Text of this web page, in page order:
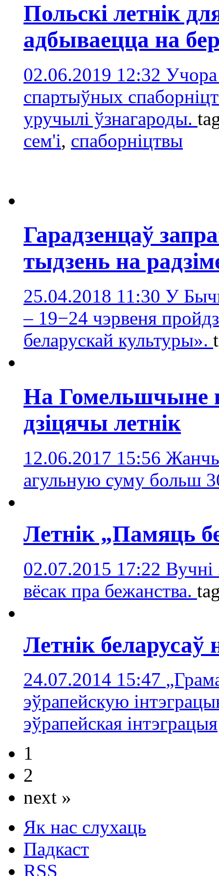
Польскі летнік
адбываецца на
02.06.2019 12:32 Учора
спартыўных
уручылі ўзнагароды.
сем'і, спаборніцтвы
Гарадзенцаў
тыдзень на
25.04.2018 11:30 У
– 19−24 чэрвеня
беларускай культуры».
На Гомельшчыне
дзіцячы летнік
12.06.2017 15:56
агульную суму больш
Летнік „Памяць
02.07.2015 17:22 Вучні
вёсак пра бежанства.
Летнік
24.07.2014 15:47
эўрапейскую
эўрапейская інтэграцыя
1
2
next »
Як нас слухаць
Падкаст
RSS